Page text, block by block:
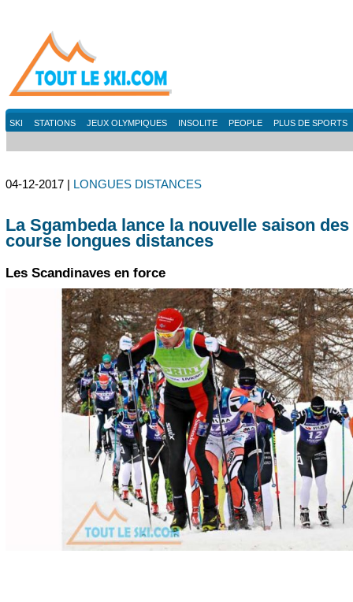
SKI STATIONS JEUX OLYMPIQUES INSOLITE PEOPLE PLUS DE SPORTS
04-12-2017 | LONGUES DISTANCES
La Sgambeda lance la nouvelle saison des
course longues distances
Les Scandinaves en force